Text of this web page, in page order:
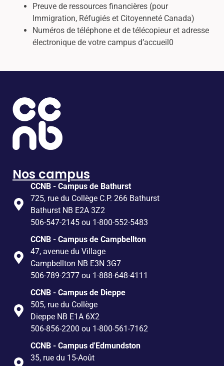
Preuve de ressources financières (pour
Immigration, Réfugiés et Citoyenneté Canada)
Numéros de téléphone et de télécopieur et adresse
électronique de votre campus d’accueil0
Nos campus
CCNB - Campus de Bathurst
725, rue du Collège C.P. 266 Bathurst
Bathurst NB E2A 3Z2
506-547-2145 ou 1-800-552-5483
CCNB - Campus de Campbellton
47, avenue du Village
Campbellton NB E3N 3G7
506-789-2377 ou 1-888-648-4111
CCNB - Campus de Dieppe
505, rue du Collège
Dieppe NB E1A 6X2
506-856-2200 ou 1-800-561-7162
CCNB - Campus d'Edmundston
35, rue du 15-Août